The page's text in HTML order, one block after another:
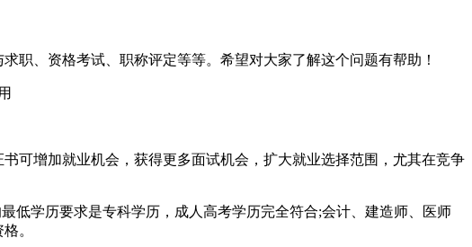
职、 资格考试、 职称评定等等。希望对大家了解这个问题有帮助！
增加就业机会，获得更多面试机会，扩大就业选择范围，尤其在竞争
学历要求是专科学历，成人高考学历完全符合;会计、建造师、医师
。